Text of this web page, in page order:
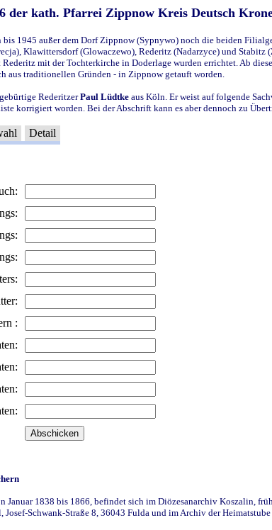
der kath. Pfarrei Zippnow Kreis Deutsch
1945 außer dem Dorf Zippnow (Sypnywo) noch die beiden
Klawittersdorf (Glowaczewo), Rederitz (Nadarzyce) und
mit der Tochterkirche in Doderlage wurden errichtet. Ab
aus traditionellen Gründen - in Zippnow getauft worden.
RederitzerPaul Lüdtke aus Köln. Er weist auf folgende
korrigiert worden. Bei der Abschrift kann es aber dennoch zu
Detail
:
Januar 1838 bis 1866, befindet sich im Diözesanarchiv Koszalin,
Josef-Schwank-Straße 8, 36043 Fulda und im Archiv der